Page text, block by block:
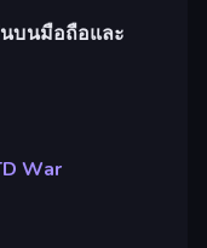
นบนมือถือและ
War